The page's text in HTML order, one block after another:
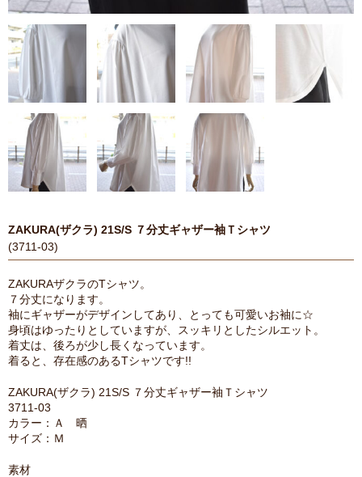
ZAKURA(ザクラ) 21S/S ７分丈ギャザー袖Ｔシャツ
(3711-03)
ZAKURAザクラのTシャツ。
７分丈になります。
袖にギャザーがデザインしてあり、とっても可愛いお袖に☆
身頃はゆったりとしていますが、スッキリとしたシルエット。
着丈は、後ろが少し長くなっています。
着ると、存在感のあるTシャツです!!
ZAKURA(ザクラ) 21S/S ７分丈ギャザー袖Ｔシャツ
3711-03
カラー：Ａ 晒
サイズ：Ｍ
素材